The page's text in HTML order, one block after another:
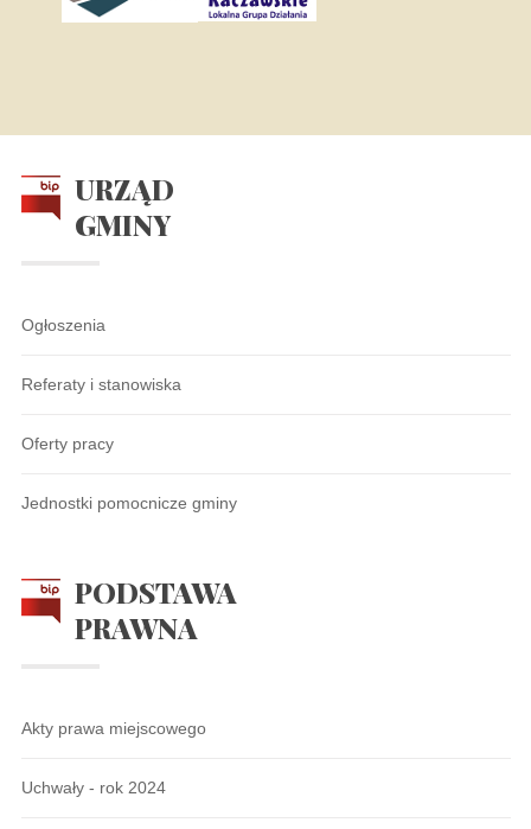
URZĄD
GMINY
Ogłoszenia
Referaty i stanowiska
Oferty pracy
Jednostki pomocnicze gminy
PODSTAWA
PRAWNA
Akty prawa miejscowego
Uchwały - rok 2024